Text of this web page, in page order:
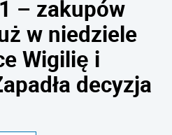
– zakupów
w niedziele
Wigilię i
decyzja